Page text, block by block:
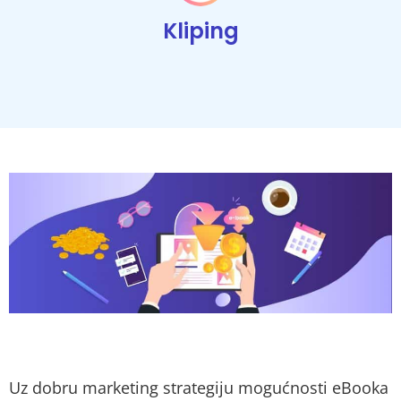
Kliping
Uz dobru marketing strategiju mogućnosti eBooka